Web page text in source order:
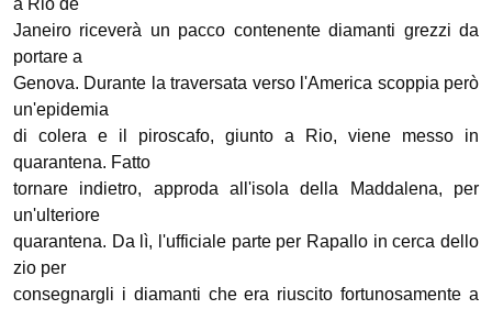
Janeiro riceverà un pacco contenente diamanti grezzi da
portare a
Genova. Durante la traversata verso l'America scoppia però
un'epidemia
di colera e il piroscafo, giunto a Rio, viene messo in
quarantena. Fatto
tornare indietro, approda all'isola della Maddalena, per
un'ulteriore
quarantena. Da lì, l'ufficiale parte per Rapallo in cerca dello
zio per
consegnargli i diamanti che era riuscito fortunosamente a